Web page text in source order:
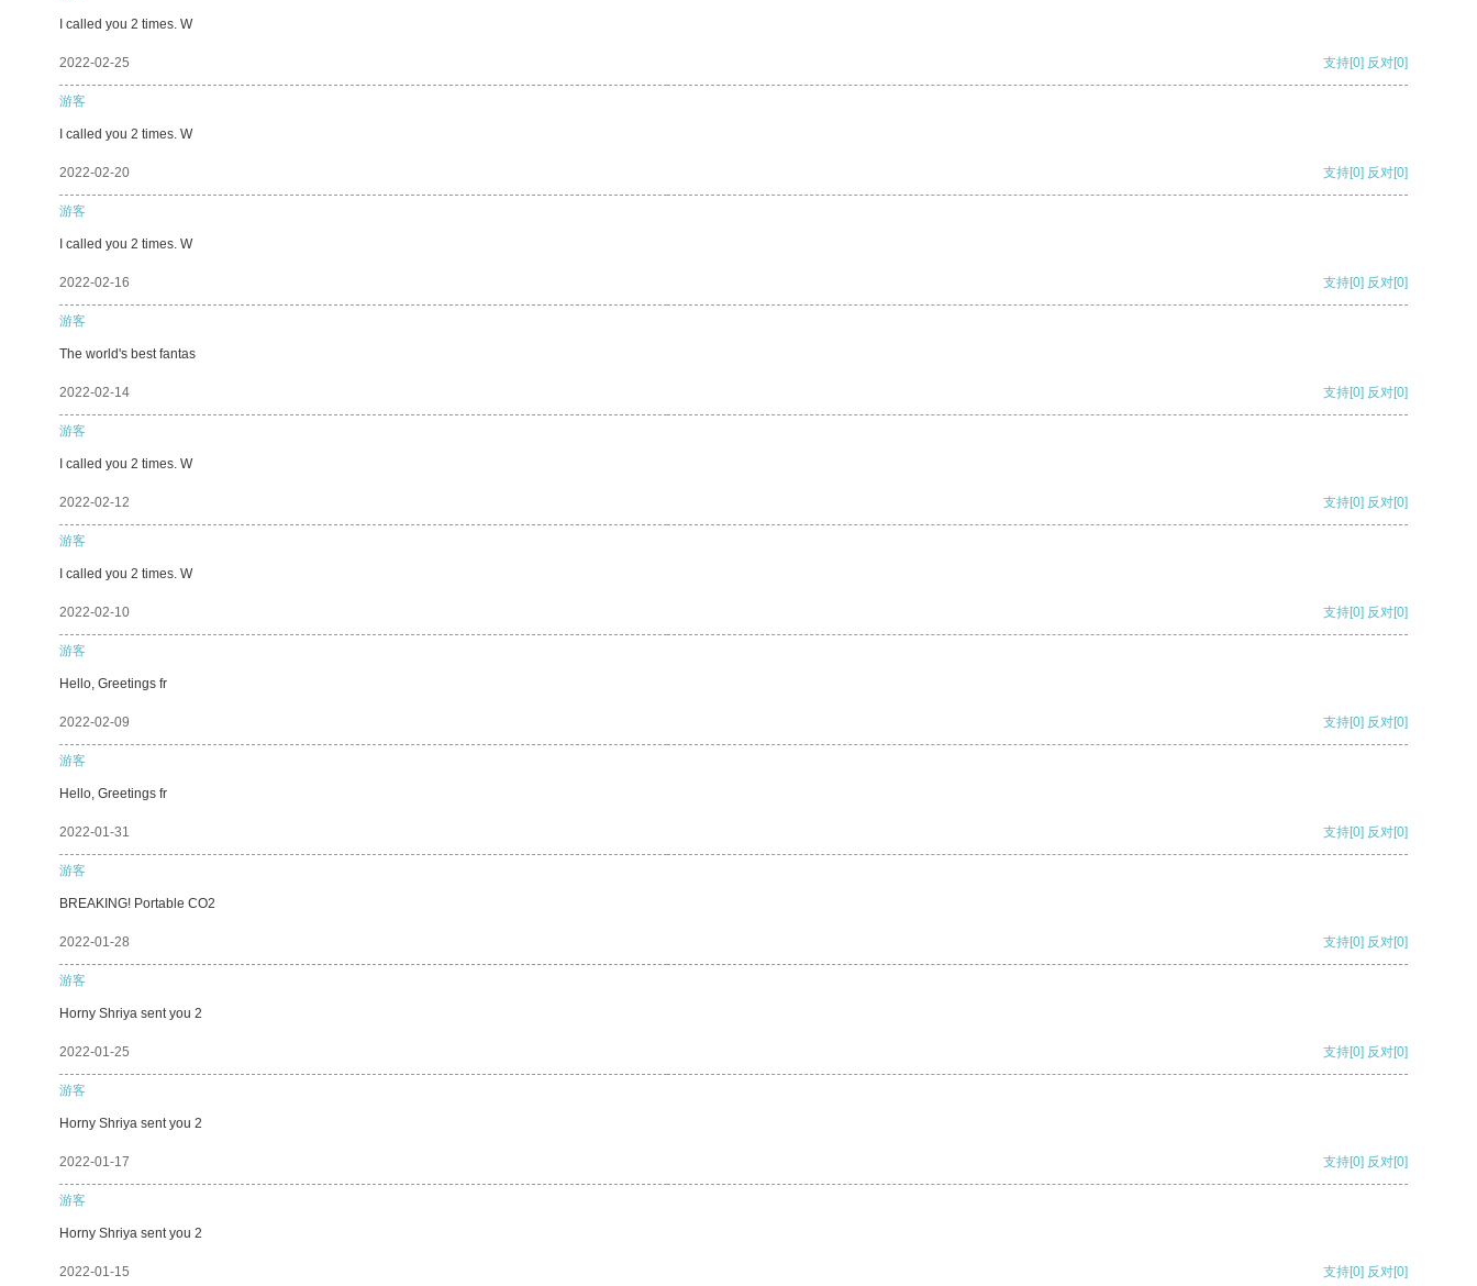
I called you 2 times. W
2022-02-25 支持[0] 反对[0]
游客
I called you 2 times. W
2022-02-20 支持[0] 反对[0]
游客
I called you 2 times. W
2022-02-16 支持[0] 反对[0]
游客
The world's best fantas
2022-02-14 支持[0] 反对[0]
游客
I called you 2 times. W
2022-02-12 支持[0] 反对[0]
游客
I called you 2 times. W
2022-02-10 支持[0] 反对[0]
游客
Hello, Greetings fr
2022-02-09 支持[0] 反对[0]
游客
Hello, Greetings fr
2022-01-31 支持[0] 反对[0]
游客
BREAKING! Portable CO2
2022-01-28 支持[0] 反对[0]
游客
Horny Shriya sent you 2
2022-01-25 支持[0] 反对[0]
游客
Horny Shriya sent you 2
2022-01-17 支持[0] 反对[0]
游客
Horny Shriya sent you 2
2022-01-15 支持[0] 反对[0]